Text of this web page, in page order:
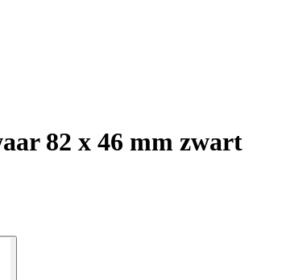
82 x 46 mm zwart